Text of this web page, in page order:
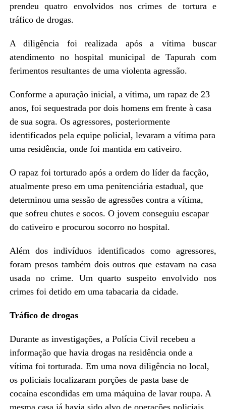
prendeu quatro envolvidos nos crimes de tortura e
tráfico de drogas.
A diligência foi realizada após a vítima buscar
atendimento no hospital municipal de Tapurah com
ferimentos resultantes de uma violenta agressão.
Conforme a apuração inicial, a vítima, um rapaz de 23
anos, foi sequestrada por dois homens em frente à casa
de sua sogra. Os agressores, posteriormente
identificados pela equipe policial, levaram a vítima para
uma residência, onde foi mantida em cativeiro.
O rapaz foi torturado após a ordem do líder da facção,
atualmente preso em uma penitenciária estadual, que
determinou uma sessão de agressões contra a vítima,
que sofreu chutes e socos. O jovem conseguiu escapar
do cativeiro e procurou socorro no hospital.
Além dos indivíduos identificados como agressores,
foram presos também dois outros que estavam na casa
usada no crime. Um quarto suspeito envolvido nos
crimes foi detido em uma tabacaria da cidade.
Tráfico de drogas
Durante as investigações, a Polícia Civil recebeu a
informação que havia drogas na residência onde a
vítima foi torturada. Em uma nova diligência no local,
os policiais localizaram porções de pasta base de
cocaína escondidas em uma máquina de lavar roupa. A
mesma casa já havia sido alvo de operações policiais